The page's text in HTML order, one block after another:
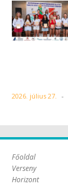
2026. július 27. -
Főoldal
Verseny
Horizont